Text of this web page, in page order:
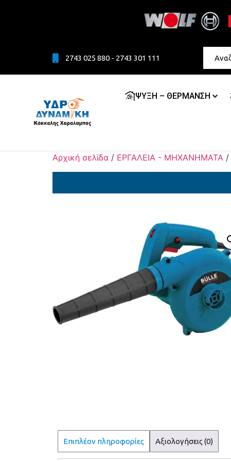
2743 025 880 - 2743 301 111
ΨΥΞΗ – ΘΕΡΜΑΝΣΗ
Αρχική σελίδα / ΕΡΓΑΛΕΙΑ - ΜΗΧΑΝΗΜΑΤΑ /
Επιπλέον πληροφορίες Αξιολογήσεις (0)